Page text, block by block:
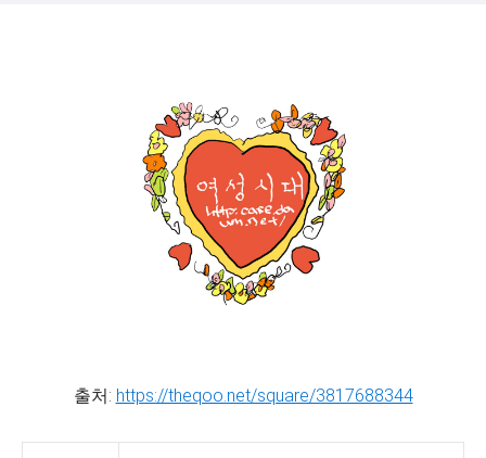
출처: https://theqoo.net/square/3817688344